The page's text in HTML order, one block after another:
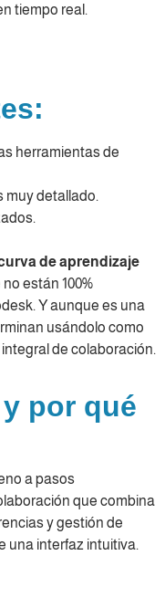
tiempo real.
herramientas de
muy detallado.
de aprendizaje
están 100%
Y aunque es una
usándolo como
de colaboración.
por qué
a pasos
que combina
y gestión de
una interfaz intuitiva.